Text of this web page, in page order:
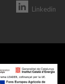
Linkedin